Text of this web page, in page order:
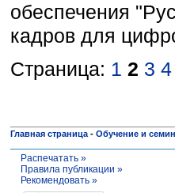
обеспечения
кадров для
Страница: 1 2 3 4
Главная страница - Обучение и
Распечатать »
Правила публикации »
Рекомендовать »